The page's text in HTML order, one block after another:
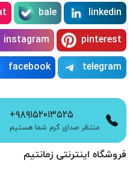
فروشگاه اینترنتی زمانتیم
linkedin
bale
pinterest
instagram
telegram
facebook
+۹۸۹۱۵۲۰۱۳۵۲۵
منتظر صدای گرم شما هستیم